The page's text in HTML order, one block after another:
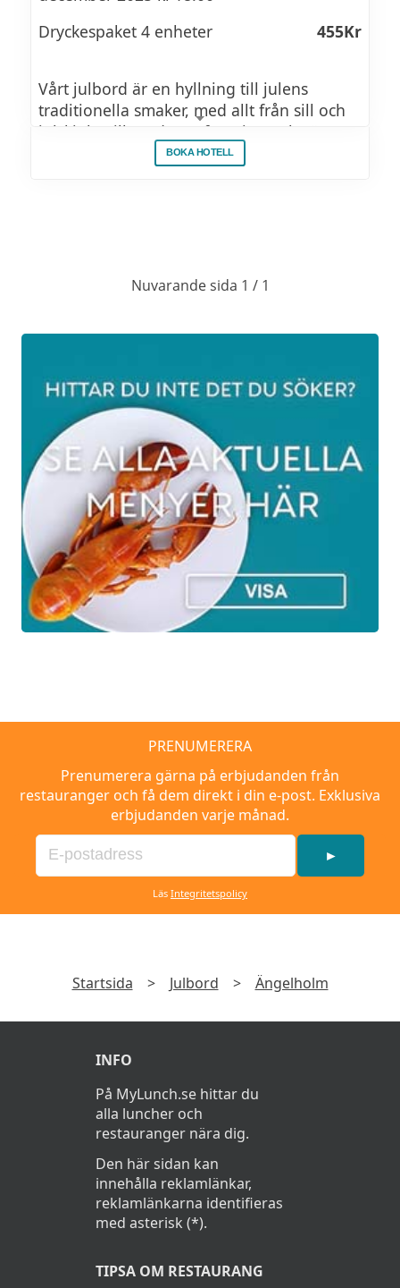
Dryckespaket 4 enheter
455Kr
Vårt julbord är en hyllning till julens
traditionella smaker, med allt från sill och
julskinka till moderna favoriter och söta
avslutningar. Gravel ' n Rock bjuder på
BOKA HOTELL
Nuvarande sida 1 / 1
PRENUMERERA
Prenumerera gärna på erbjudanden från
restauranger och få dem direkt i din e-post. Exklusiva
erbjudanden varje månad.
►
Läs Integritetspolicy
Startsida > Julbord > Ängelholm
INFO
På MyLunch.se hittar du
alla luncher och
restauranger nära dig.
Den här sidan kan
innehålla reklamlänkar,
reklamlänkarna identifieras
med asterisk (*).
TIPSA OM RESTAURANG